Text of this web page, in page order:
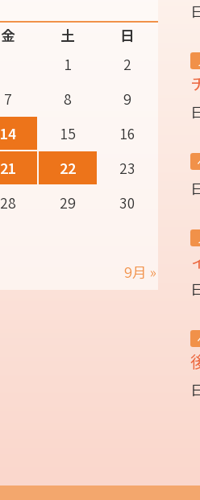
金 土
日
1
2
7 8
9
14 15
16
21 22
23
28 29
30
9月 »